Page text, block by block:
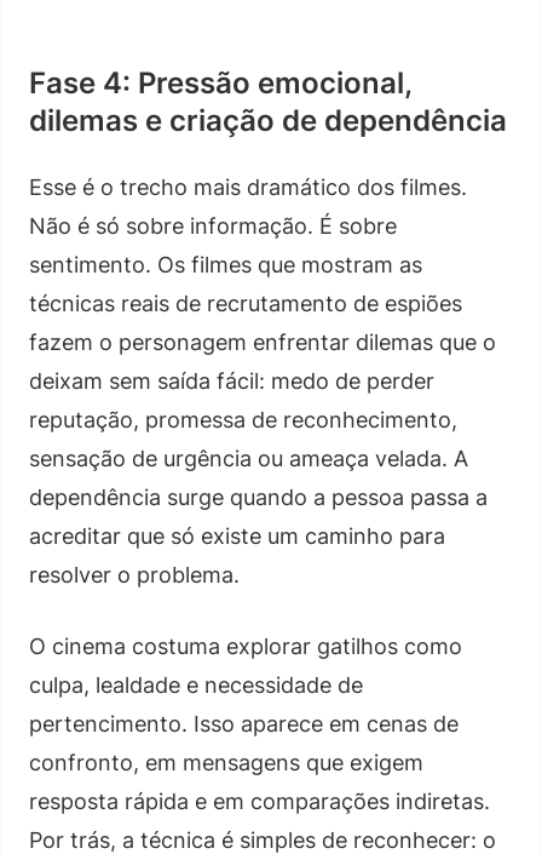
Fase 4: Pressão emocional,
dilemas e criação de dependência
Esse é o trecho mais dramático dos filmes.
Não é só sobre informação. É sobre
sentimento. Os filmes que mostram as
técnicas reais de recrutamento de espiões
fazem o personagem enfrentar dilemas que o
deixam sem saída fácil: medo de perder
reputação, promessa de reconhecimento,
sensação de urgência ou ameaça velada. A
dependência surge quando a pessoa passa a
acreditar que só existe um caminho para
resolver o problema.
O cinema costuma explorar gatilhos como
culpa, lealdade e necessidade de
pertencimento. Isso aparece em cenas de
confronto, em mensagens que exigem
resposta rápida e em comparações indiretas.
Por trás, a técnica é simples de reconhecer: o